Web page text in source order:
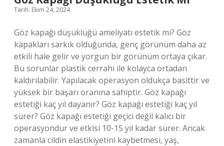
Tarih: Ekim 24, 2024
Göz kapağı düşüklüğü ameliyatı estetik mi? Göz
kapakları sarkık olduğunda, genç görünüm daha az
etkili hale gelir ve yorgun bir görünüm ortaya çıkar.
Bu sorunlar plastik cerrahi ile kolayca ortadan
kaldırılabilir. Yapılacak operasyon oldukça basittir ve
yüksek bir başarı oranına sahiptir. Göz kapağı
estetiği kaç yıl dayanır? Göz kapağı estetiği kaç yıl
sürer? Göz kapağı estetiği geçici değil kalıcı bir
operasyondur ve etkisi 10-15 yıl kadar sürer. Ancak
zamanla cildin elastikiyetini kaybetmesi, yaş,